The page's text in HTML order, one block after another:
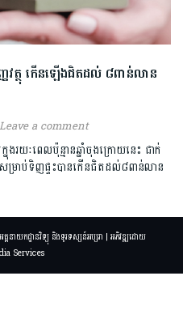
ញវត្ថុ​ កើនឡើង​ជិតដល់ ៨​ពាន់​លាន
Leave a comment
ង​រយៈ​ពេលប៉ុន្មានឆ្នាំចុងក្រោយនេះ ជាក់
ាប់ទិញផ្ទះបានកើនជិតដល់៨ពាន់លាន
ាយកដ្ឋានវិទ្យុ និងទូរទស្សន៍អប្សរា | អភិវឌ្ឍដោយ
Services